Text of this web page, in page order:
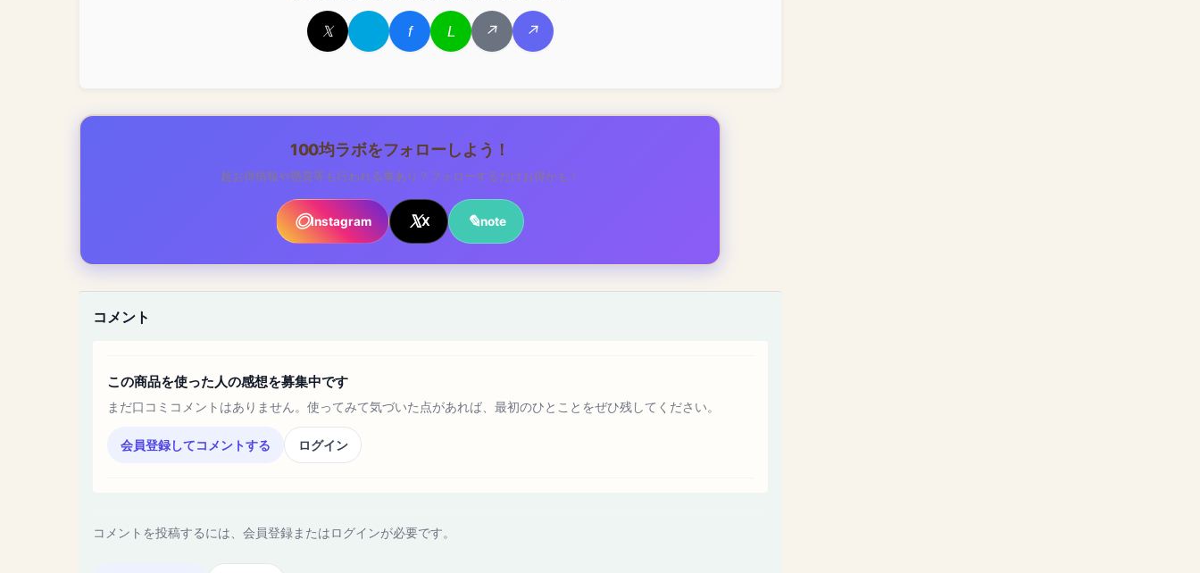
100均ラボをフォローしよう！
超お得情報や懸賞等も行われる事あり？フォローするだけお得かも！
Instagram X note
コメント
この商品を使った人の感想を募集中です
まだ口コミコメントはありません。使ってみて気づいた点があれば、最初のひとことをぜひ残してください。
会員登録してコメントする ログイン
コメントを投稿するには、会員登録またはログインが必要です。